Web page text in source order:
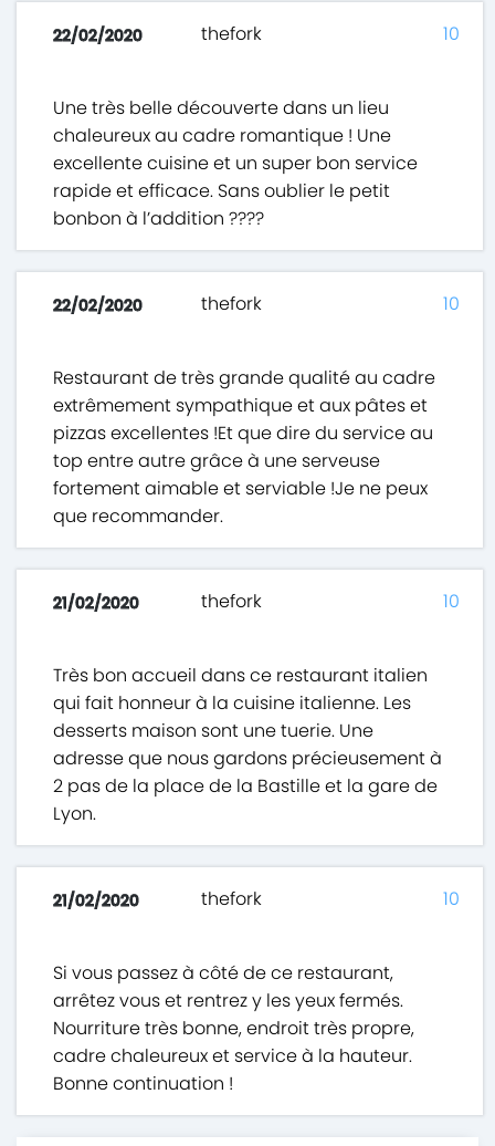
22/02/2020 thefork
Une très belle découverte dans un lieu
chaleureux au cadre romantique ! Une
excellente cuisine et un super bon service
rapide et efficace. Sans oublier le petit
bonbon à l’addition ????
10
22/02/2020 thefork
Restaurant de très grande qualité au cadre
extrêmement sympathique et aux pâtes et
pizzas excellentes !Et que dire du service au
top entre autre grâce à une serveuse
fortement aimable et serviable !Je ne peux
que recommander.
10
21/02/2020 thefork
Très bon accueil dans ce restaurant italien
qui fait honneur à la cuisine italienne. Les
desserts maison sont une tuerie. Une
adresse que nous gardons précieusement à
2 pas de la place de la Bastille et la gare de
Lyon.
10
21/02/2020 thefork
Si vous passez à côté de ce restaurant,
arrêtez vous et rentrez y les yeux fermés.
Nourriture très bonne, endroit très propre,
cadre chaleureux et service à la hauteur.
Bonne continuation !
10